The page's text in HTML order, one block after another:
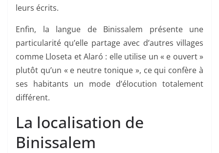
leurs écrits.
Enfin, la langue de Binissalem présente une
particularité qu’elle partage avec d’autres villages
comme Lloseta et Alaró : elle utilise un « e ouvert »
plutôt qu’un « e neutre tonique », ce qui confère à
ses habitants un mode d’élocution totalement
différent.
La localisation de
Binissalem